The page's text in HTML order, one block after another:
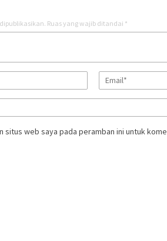
Ruas yang wajib ditandai *
situs web saya pada peramban ini untuk